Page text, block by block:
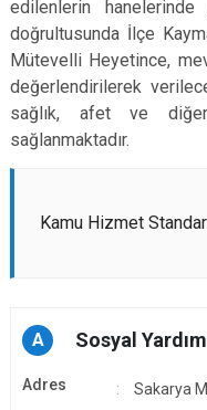
edilenlerin
doğrultusunda İlçe
Mütevelli Heyetince,
değerlendirilerek
sağlık, afet ve diğer
sağlanmaktadır.
Kamu Hizmet
A Sosyal
Adres
Sakarya